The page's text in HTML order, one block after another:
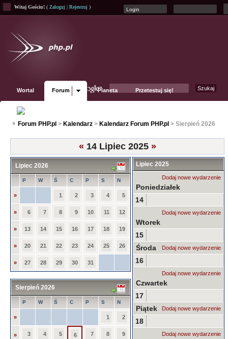
Witaj Gościu! ( Zaloguj | Rejestruj )
Wortal Forum Planeta Przetestuj się!
Forum PHP.pl > Kalendarz > Kalendarz Forum PHP.pl > Sierpień 2026
« 14 Lipiec 2025 »
Lipiec 2026
P W Ś C P S N
» 1 2 3 4 5
» 6 7 8 9 10 11 12
» 13 14 15 16 17 18 19
» 20 21 22 23 24 25 26
» 27 28 29 30 31
Sierpień 2026
P W Ś C P S N
» 1 2
» 3 4 5 6 7 8 9
Lipiec 2025
Dodaj nowe wydarzenie
Poniedziałek
14
Dodaj nowe wydarzenie
Wtorek
15
Dodaj nowe wydarzenie
Środa
16
Dodaj nowe wydarzenie
Czwartek
17
Dodaj nowe wydarzenie
Piątek
18
Dodaj nowe wydarzenie